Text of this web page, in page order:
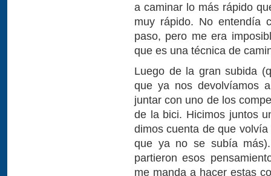
a caminar lo más rápido
muy rápido. No entendía
paso, pero me era
que es una técnica de
Luego de la gran subida
que ya nos devolvíamos
juntar con uno de los
de la bici. Hicimos juntos
dimos cuenta de que
que ya no se subía
partieron esos
me manda a hacer estas